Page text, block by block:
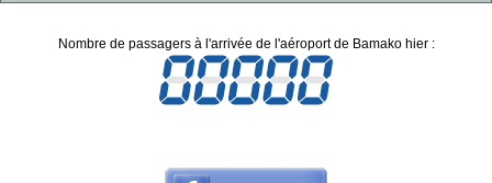
Nombre de passagers à l'arrivée de l'aéroport de Bamako hier :